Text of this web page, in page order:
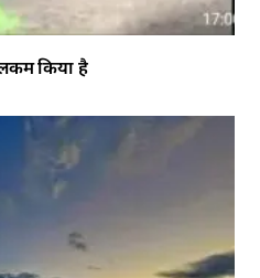
किया है